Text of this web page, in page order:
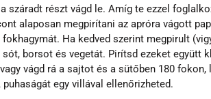
száradt részt vágd le. Amíg te ezzel
alaposan megpirítani az apróra vágott
Ha kedved szerint megpirult
borsot és vegetát. Pirítsd ezeket együtt
vágd rá a sajtot és a sütőben 180
egy villával ellenőrizheted.